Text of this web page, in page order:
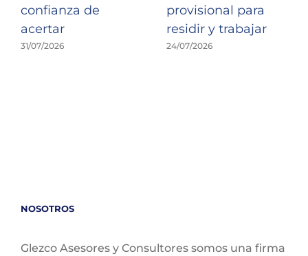
confianza de
acertar
31/07/2026
provisional para
residir y trabajar
24/07/2026
NOSOTROS
Glezco Asesores y Consultores somos una firma